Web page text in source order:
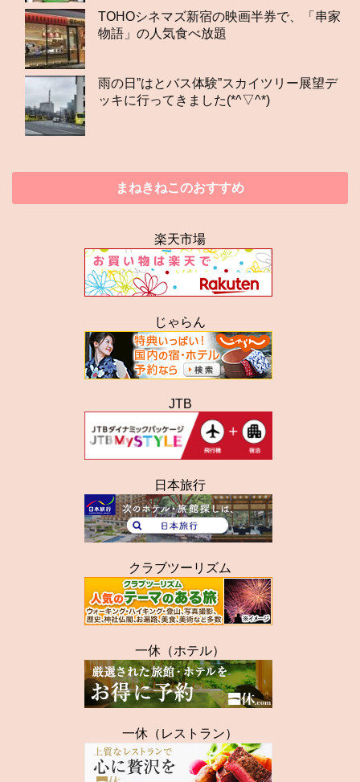
TOHOシネマズ新宿の映画半券で、「串家
物語」の人気食べ放題
雨の日”はとバス体験”スカイツリー展望デ
ッキに行ってきました(*^▽^*)
まねきねこのおすすめ
楽天市場
じゃらん
JTB
日本旅行
クラブツーリズム
一休（ホテル）
一休（レストラン）